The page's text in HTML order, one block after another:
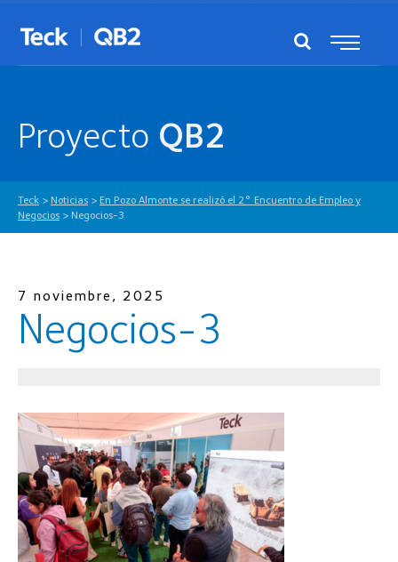
Proyecto QB2
Teck > Noticias > En Pozo Almonte se realizó el 2° Encuentro de Empleo y
Negocios > Negocios-3
7 noviembre, 2025
Negocios-3